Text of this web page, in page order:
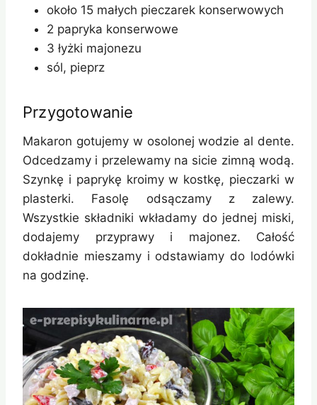
około 15 małych pieczarek konserwowych
2 papryka konserwowe
3 łyżki majonezu
sól, pieprz
Przygotowanie
Makaron gotujemy w osolonej wodzie al dente.
Odcedzamy i przelewamy na sicie zimną wodą.
Szynkę i paprykę kroimy w kostkę, pieczarki w
plasterki. Fasolę odsączamy z zalewy.
Wszystkie składniki wkładamy do jednej miski,
dodajemy przyprawy i majonez. Całość
dokładnie mieszamy i odstawiamy do lodówki
na godzinę.